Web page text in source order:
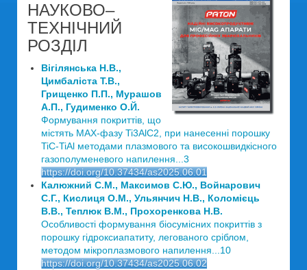
НАУКОВО–
ТЕХНІЧНИЙ
РОЗДІЛ
Вігілянська Н.В.,
Цимбаліста Т.В.,
Грищенко П.П., Мурашов
А.П., Гудименко О.Й.
Формування покриттів, що
містять МАХ-фазу Ti3AlC2, при нанесенні порошку
TiC-TiAl методами плазмового та високошвидкісного
газополуменевого напилення...3
https://doi.org/10.37434/as2025.06.01
Калюжний С.М., Максимов С.Ю., Войнарович
С.Г., Кислиця О.М., Ульянчич Н.В., Коломієць
В.В., Теплюк В.М., Прохоренкова Н.В.
Особливості формування біосумісних покриттів з
порошку гідроксиапатиту, легованого сріблом,
методом мікроплазмового напилення...10
https://doi.org/10.37434/as2025.06.02